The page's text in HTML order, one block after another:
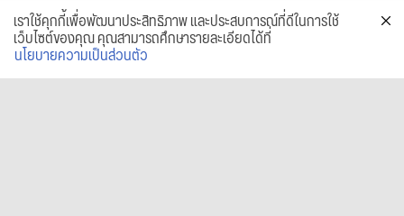
เราใช้คุกกี้เพื่อพัฒนาประสิทธิภาพ และประสบการณ์ที่ดีในการใช้
เว็บไซต์ของคุณ คุณสามารถศึกษารายละเอียดได้ที่
นโยบายความเป็นส่วนตัว